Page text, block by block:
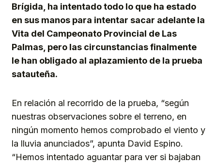
Brígida, ha intentado todo lo que ha estado
en sus manos para intentar sacar adelante la
Vita del Campeonato Provincial de Las
Palmas, pero las circunstancias finalmente
le han obligado al aplazamiento de la prueba
satauteña.
En relación al recorrido de la prueba, “según
nuestras observaciones sobre el terreno, en
ningún momento hemos comprobado el viento y
la lluvia anunciados”, apunta David Espino.
“Hemos intentado aguantar para ver si bajaban